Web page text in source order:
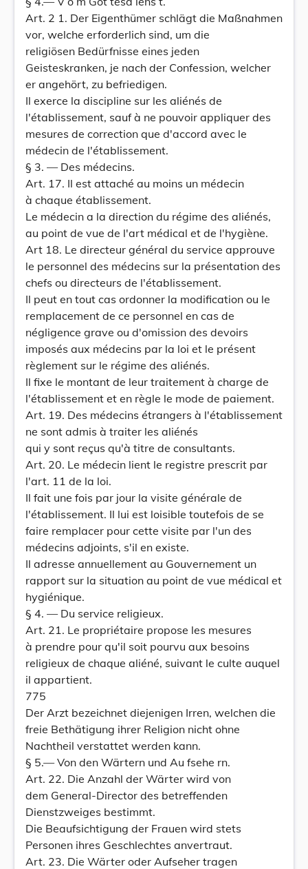
Art. 2 1. Der Eigenthümer schlägt die Maßnahmen
vor, welche erforderlich sind, um die
religiösen Bedürfnisse eines jeden
Geisteskranken, je nach der Confession, welcher
er angehört, zu befriedigen.
Il exerce la discipline sur les aliénés de
l'établissement, sauf à ne pouvoir appliquer des
mesures de correction que d'accord avec le
médecin de l'établissement.
§ 3. — Des médecins.
Art. 17. Il est attaché au moins un médecin
à chaque établissement.
Le médecin a la direction du régime des aliénés,
au point de vue de l'art médical et de l'hygiène.
Art 18. Le directeur général du service approuve
le personnel des médecins sur la présentation des
chefs ou directeurs de l'établissement.
Il peut en tout cas ordonner la modification ou le
remplacement de ce personnel en cas de
négligence grave ou d'omission des devoirs
imposés aux médecins par la loi et le présent
règlement sur le régime des aliénés.
Il fixe le montant de leur traitement à charge de
l'établissement et en règle le mode de paiement.
Art. 19. Des médecins étrangers à l'établissement
ne sont admis à traiter les aliénés
qui y sont reçus qu'à titre de consultants.
Art. 20. Le médecin lient le registre prescrit par
l'art. 11 de la loi.
Il fait une fois par jour la visite générale de
l'établissement. Il lui est loisible toutefois de se
faire remplacer pour cette visite par l'un des
médecins adjoints, s'il en existe.
Il adresse annuellement au Gouvernement un
rapport sur la situation au point de vue médical et
hygiénique.
§ 4. — Du service religieux.
Art. 21. Le propriétaire propose les mesures
à prendre pour qu'il soit pourvu aux besoins
religieux de chaque aliéné, suivant le culte auquel
il appartient.
775
Der Arzt bezeichnet diejenigen Irren, welchen die
freie Bethätigung ihrer Religion nicht ohne
Nachtheil verstattet werden kann.
§ 5.— Von den Wärtern und Au fsehe rn.
Art. 22. Die Anzahl der Wärter wird von
dem General-Director des betreffenden
Dienstzweiges bestimmt.
Die Beaufsichtigung der Frauen wird stets
Personen ihres Geschlechtes anvertraut.
Art. 23. Die Wärter oder Aufseher tragen